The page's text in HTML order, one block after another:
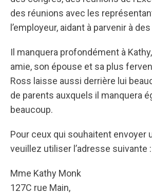
des réunions avec les
l’employeur, aidant à parvenir à
Il manquera profondément à
amie, son épouse et sa plus
Ross laisse aussi derrière lui
de parents auxquels il manquera
beaucoup.
Pour ceux qui souhaitent envoyer
veuillez utiliser l’adresse suivante :
Mme Kathy Monk
127C rue Main,